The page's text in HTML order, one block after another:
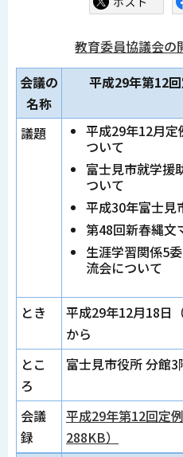
教育委員協議会の
会議の
名称
平成29年第12
議題
平成29年12月
ついて
富士見市就学援
ついて
平成30年富士見
第48回新春縄文
生涯学習関係5
流会について
とき
平成29年12月18日
から
とこ
ろ
富士見市役所 分館3
会議
録
平成29年第12回定
288KB）